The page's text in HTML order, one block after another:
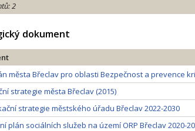
2
dokument
města Břeclav pro oblasti Bezpečnost a prevence
strategie města Břeclav (2015)
strategie městského úřadu Břeclav 2022-2030
plán sociálních služeb na území ORP Břeclav 2020-